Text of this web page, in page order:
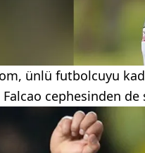
ünlü futbolcuyu
Falcao cephesinden